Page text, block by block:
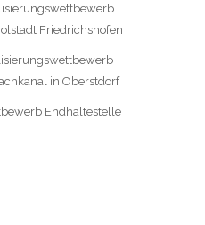
Friedrichshofen
in Oberstdorf
Endhaltestelle